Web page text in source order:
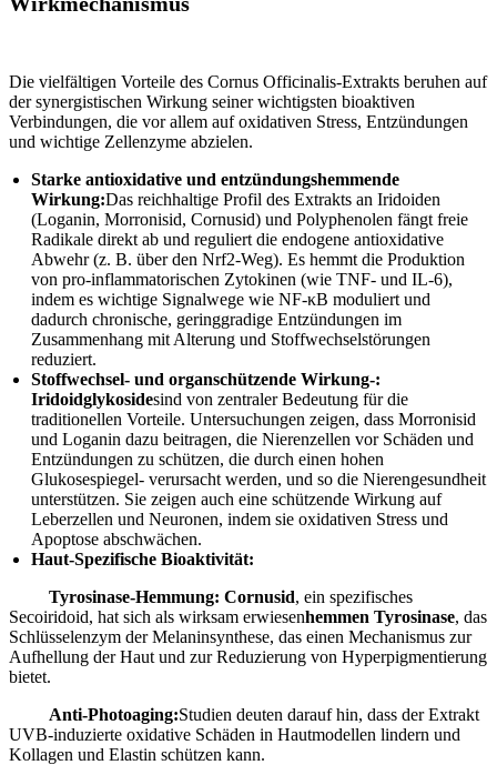
Die vielfältigen Vorteile des Cornus Officinalis-Extrakts beruhen auf
der synergistischen Wirkung seiner wichtigsten bioaktiven
Verbindungen, die vor allem auf oxidativen Stress, Entzündungen
und wichtige Zellenzyme abzielen.
Starke antioxidative und entzündungshemmende
Wirkung:Das reichhaltige Profil des Extrakts an Iridoiden
(Loganin, Morronisid, Cornusid) und Polyphenolen fängt freie
Radikale direkt ab und reguliert die endogene antioxidative
Abwehr (z. B. über den Nrf2-Weg). Es hemmt die Produktion
von pro-inflammatorischen Zytokinen (wie TNF- und IL-6),
indem es wichtige Signalwege wie NF-κB moduliert und
dadurch chronische, geringgradige Entzündungen im
Zusammenhang mit Alterung und Stoffwechselstörungen
reduziert.
Stoffwechsel- und organschützende Wirkung-:
Iridoidglykosidesind von zentraler Bedeutung für die
traditionellen Vorteile. Untersuchungen zeigen, dass Morronisid
und Loganin dazu beitragen, die Nierenzellen vor Schäden und
Entzündungen zu schützen, die durch einen hohen
Glukosespiegel- verursacht werden, und so die Nierengesundheit
unterstützen. Sie zeigen auch eine schützende Wirkung auf
Leberzellen und Neuronen, indem sie oxidativen Stress und
Apoptose abschwächen.
Haut-Spezifische Bioaktivität:
Tyrosinase-Hemmung: Cornusid, ein spezifisches
Secoiridoid, hat sich als wirksam erwiesenhemmen Tyrosinase, das
Schlüsselenzym der Melaninsynthese, das einen Mechanismus zur
Aufhellung der Haut und zur Reduzierung von Hyperpigmentierung
bietet.
Anti-Photoaging:Studien deuten darauf hin, dass der Extrakt
UVB-induzierte oxidative Schäden in Hautmodellen lindern und
Kollagen und Elastin schützen kann.